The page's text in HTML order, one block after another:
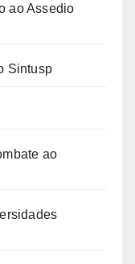
ao Assedio
Sintusp
ao